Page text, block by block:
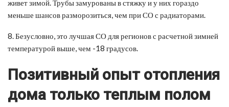
живет зимой. Трубы замурованы в стяжку и у них гораздо
меньше шансов разморозиться, чем при СО с радиаторами.
8. Безусловно, это лучшая СО для регионов с расчетной зимней
температурой выше, чем -18 градусов.
Позитивный опыт отопления
дома только теплым полом